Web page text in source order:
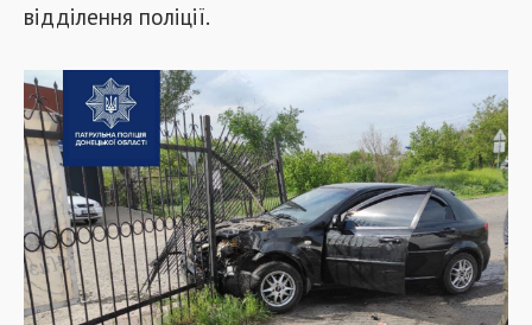
відділення поліції.